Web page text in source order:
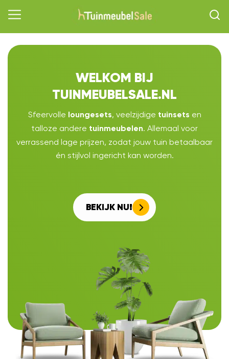
WELKOM BIJ
TUINMEUBELSALE.NL
Sfeervolle loungesets, veelzijdige tuinsets en
talloze andere tuinmeubelen. Allemaal voor
verrassend lage prijzen, zodat jouw tuin betaalbaar
én stijlvol ingericht kan worden.
BEKIJK NU!